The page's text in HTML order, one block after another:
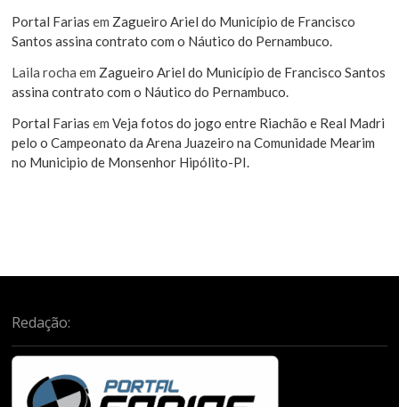
Portal Farias em Zagueiro Ariel do Município de Francisco
Santos assina contrato com o Náutico do Pernambuco.
Laila rocha em Zagueiro Ariel do Município de Francisco Santos
assina contrato com o Náutico do Pernambuco.
Portal Farias emVeja fotos do jogo entre Riachão e Real Madri
pelo o Campeonato da Arena Juazeiro na Comunidade Mearim
no Municipio de Monsenhor Hipólito-PI.
Redação: